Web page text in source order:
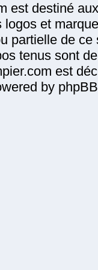
est destiné
logos et
partielle de
tenus sont
est
by